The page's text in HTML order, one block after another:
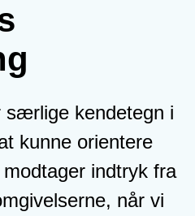
særlige kendetegn i
kunne orientere
indtryk fra
når vi